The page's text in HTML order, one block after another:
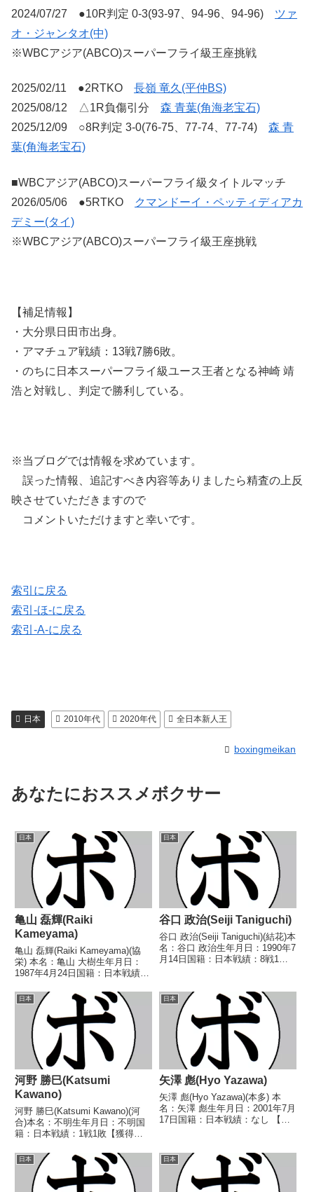
2024/07/27 ●10R判定 0-3(93-97、94-96、94-96) ツァ
オ・ジャンタオ(中)
※WBCアジア(ABCO)スーパーフライ級王座挑戦
2025/02/11 ●2RTKO 長嶺 竜久(平仲BS)
2025/08/12 △1R負傷引分 森 青葉(角海老宝石)
2025/12/09 ○8R判定 3-0(76-75、77-74、77-74) 森 青
葉(角海老宝石)
■WBCアジア(ABCO)スーパーフライ級タイトルマッチ
2026/05/06 ●5RTKO
クマンドーイ・ペッティディアカ
デミー(タイ)
※WBCアジア(ABCO)スーパーフライ級王座挑戦
【補足情報】
・大分県日田市出身。
・アマチュア戦績：13戦7勝6敗。
・のちに日本スーパーフライ級ユース王者となる神崎 靖
浩と対戦し、判定で勝利している。
※当ブログでは情報を求めています。
誤った情報、追記すべき内容等ありましたら精査の上反
映させていただきますので
コメントいただけますと幸いです。
索引に戻る
索引-ほ-に戻る
索引-A-に戻る
日本 2010年代 2020年代 全日本新人王
boxingmeikan
あなたにおススメボクサー
日本
亀山 磊輝(Raiki
Kameyama)
亀山 磊輝(Raiki Kameyama)(協
栄) 本名：亀山 大樹生年月日：
1987年4月24日国籍：日本戦績：
ル】なし 【戦歴】2005/10/30
○4R判定 3-0(39-37、39-37、
39-...
日本
谷口 政治(Seiji Taniguchi)
谷口 政治(Seiji Taniguchi)(結花)本
名：谷口 政治生年月日：1990年7
月14日国籍：日本戦績：8戦1勝6
3(36-37、36-37、36-37) 松...
日本
河野 勝巳(Katsumi
Kawano)
河野 勝巳(Katsumi Kawano)(河
合)本名：不明生年月日：不明国
籍：日本戦績：1戦1敗【獲得タ
1947/01/03 ●4R判定 (採点不
明) 水井 一夫(新興)【補足情
報】・BoxRecでは選手情報の掲
載がな...
日本
矢澤 彪(Hyo Yazawa)
矢澤 彪(Hyo Yazawa)(本多) 本
名：矢澤 彪生年月日：2001年7月
17日国籍：日本戦績：なし 【獲
出身。・2024/09/17にC級プロテ
スト合格。・2025/08/1...
日本 日本